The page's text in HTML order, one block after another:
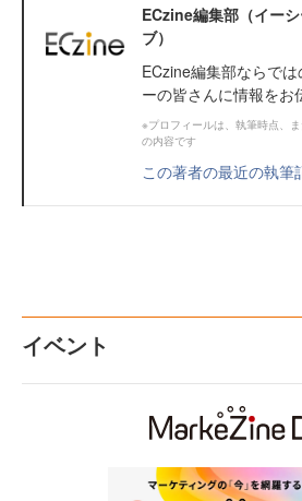
ECzine編集部（イー
ブ）
ECzine編集部ならで
ーの皆さんに情報をお
※プロフィールは、執筆時点、
の内容です
この著者の最近の執筆
イベント